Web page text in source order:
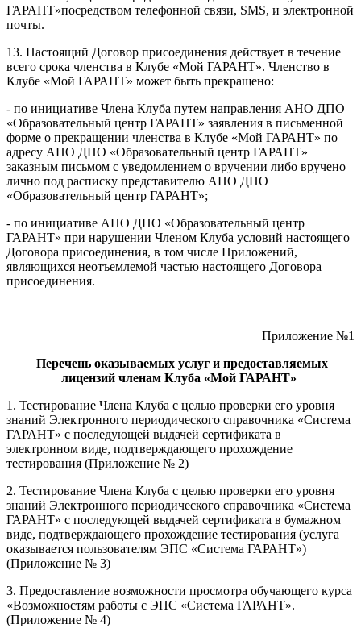
ГАРАНТ»посредством телефонной связи, SMS, и электронной
почты.
13. Настоящий Договор присоединения действует в течение
всего срока членства в Клубе «Мой ГАРАНТ». Членство в
Клубе «Мой ГАРАНТ» может быть прекращено:
- по инициативе Члена Клуба путем направления АНО ДПО
«Образовательный центр ГАРАНТ» заявления в письменной
форме о прекращении членства в Клубе «Мой ГАРАНТ» по
адресу АНО ДПО «Образовательный центр ГАРАНТ»
заказным письмом с уведомлением о вручении либо вручено
лично под расписку представителю АНО ДПО
«Образовательный центр ГАРАНТ»;
- по инициативе АНО ДПО «Образовательный центр
ГАРАНТ» при нарушении Членом Клуба условий настоящего
Договора присоединения, в том числе Приложений,
являющихся неотъемлемой частью настоящего Договора
присоединения.
Приложение №1
Перечень оказываемых услуг и предоставляемых
лицензий членам Клуба «Мой ГАРАНТ»
1. Тестирование Члена Клуба с целью проверки его уровня
знаний Электронного периодического справочника «Система
ГАРАНТ» с последующей выдачей сертификата в
электронном виде, подтверждающего прохождение
тестирования (Приложение № 2)
2. Тестирование Члена Клуба с целью проверки его уровня
знаний Электронного периодического справочника «Система
ГАРАНТ» с последующей выдачей сертификата в бумажном
виде, подтверждающего прохождение тестирования (услуга
оказывается пользователям ЭПС «Система ГАРАНТ»)
(Приложение № 3)
3. Предоставление возможности просмотра обучающего курса
«Возможностям работы с ЭПС «Система ГАРАНТ».
(Приложение № 4)